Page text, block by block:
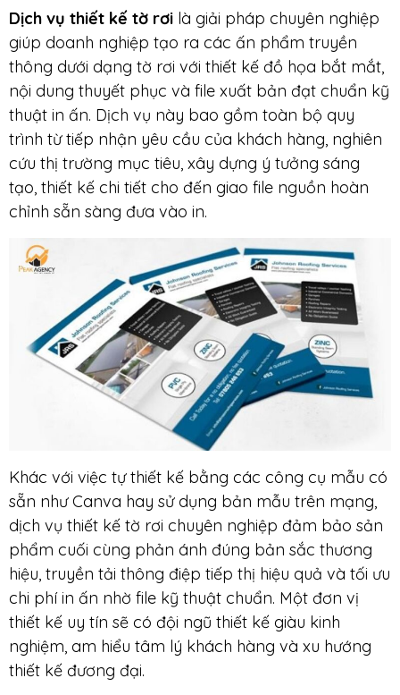
Dịch vụ thiết kế tờ rơi là giải pháp chuyên nghiệp
giúp doanh nghiệp tạo ra các ấn phẩm truyền
thông dưới dạng tờ rơi với thiết kế đồ họa bắt mắt,
nội dung thuyết phục và file xuất bản đạt chuẩn kỹ
thuật in ấn. Dịch vụ này bao gồm toàn bộ quy
trình từ tiếp nhận yêu cầu của khách hàng, nghiên
cứu thị trường mục tiêu, xây dựng ý tưởng sáng
tạo, thiết kế chi tiết cho đến giao file nguồn hoàn
chỉnh sẵn sàng đưa vào in.
Khác với việc tự thiết kế bằng các công cụ mẫu có
sẵn như Canva hay sử dụng bản mẫu trên mạng,
dịch vụ thiết kế tờ rơi chuyên nghiệp đảm bảo sản
phẩm cuối cùng phản ánh đúng bản sắc thương
hiệu, truyền tải thông điệp tiếp thị hiệu quả và tối ưu
chi phí in ấn nhờ file kỹ thuật chuẩn. Một đơn vị
thiết kế uy tín sẽ có đội ngũ thiết kế giàu kinh
nghiệm, am hiểu tâm lý khách hàng và xu hướng
thiết kế đương đại.